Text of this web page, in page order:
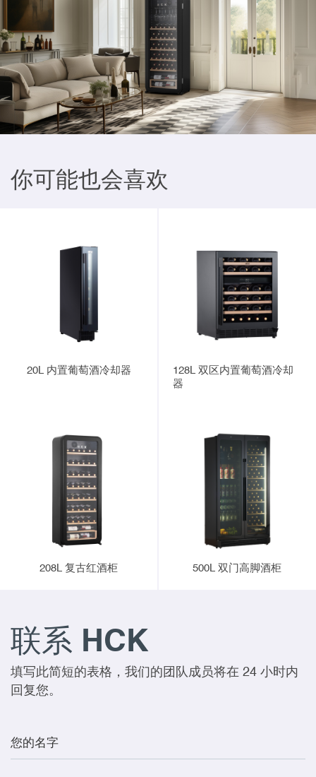
你可能也会喜欢
20L 内置葡萄酒冷却器
128L 双区内置葡萄酒冷却
器
208L 复古红酒柜 500L 双门高脚酒柜
联系 HCK
填写此简短的表格，我们的团队成员将在 24 小时内
回复您。